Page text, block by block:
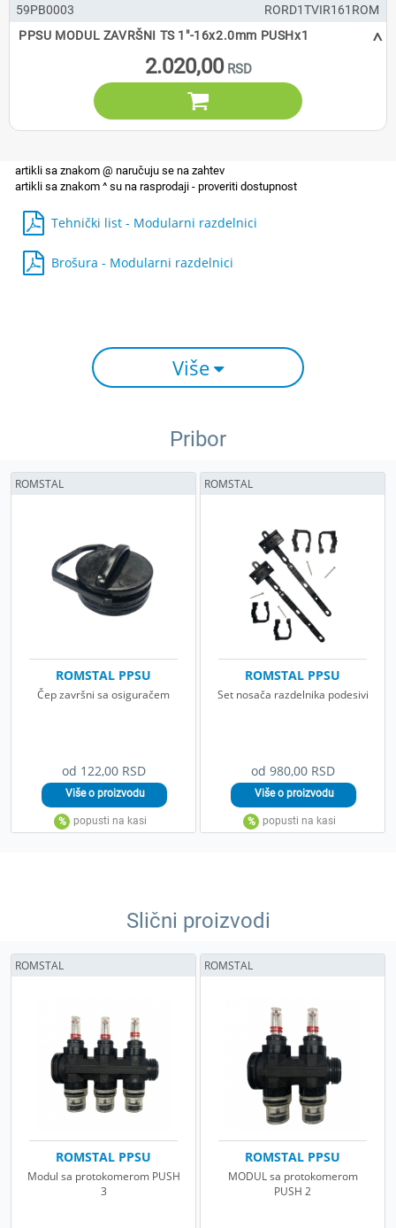
59PB0003
RORD1TVIR161ROM
PPSU MODUL ZAVRŠNI TS 1"-16x2.0mm PUSHx1
2.020,00
^

Tehnički list - Modularni razdelnici
Brošura - Modularni razdelnici
Više
Pribor
od 122,00 RSD
ROMSTAL PPSU
Čep završni sa osiguračem
ROMSTAL
od 980,00 RSD
ROMSTAL PPSU
Set nosača razdelnika podesivi
ROMSTAL
Slični proizvodi
ROMSTAL PPSU
Modul sa protokomerom PUSH
3
ROMSTAL
ROMSTAL PPSU
MODUL sa protokomerom
PUSH 2
ROMSTAL